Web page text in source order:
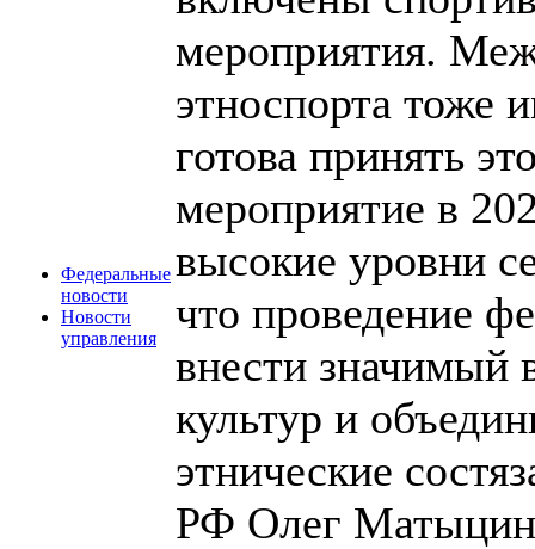
Федеральные
новости
Новости
управления
мероприятия.
этноспорта тоже
готова принять
мероприятие в
высокие уровни
что проведение
внести значимый
культур и
этнические
РФ Олег